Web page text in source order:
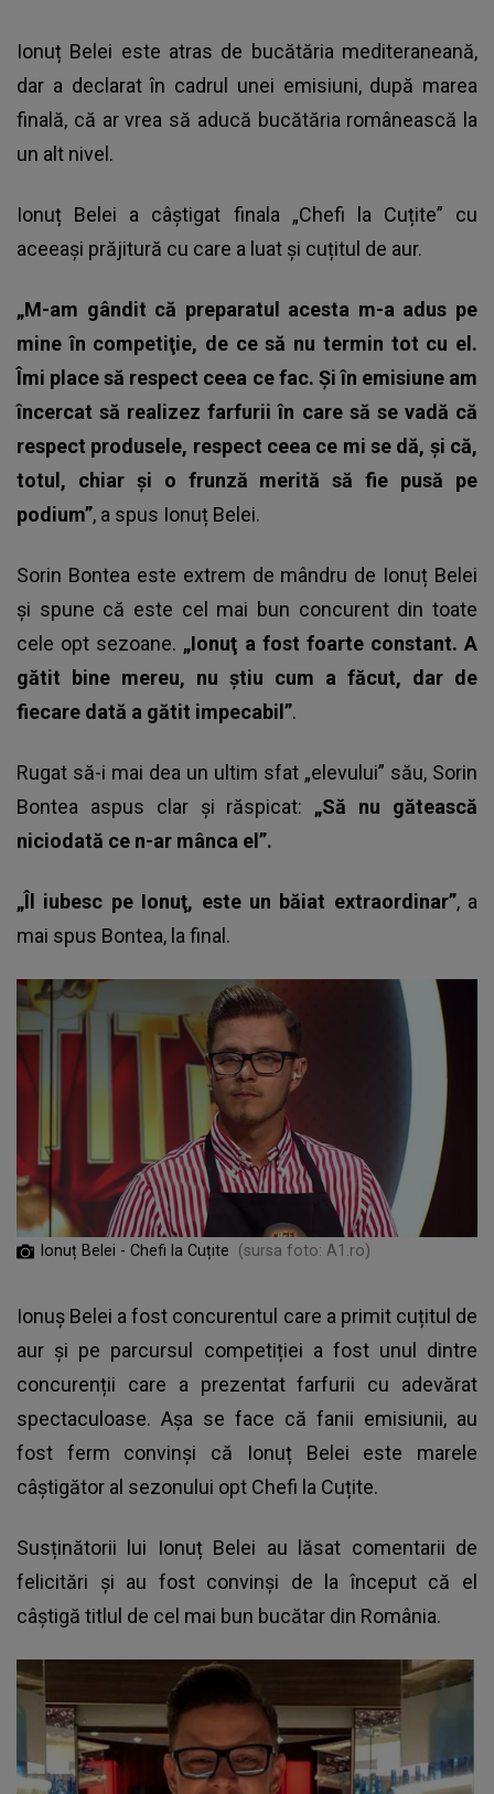
Ionuț Belei este atras de bucătăria mediteraneană,
dar a declarat în cadrul unei emisiuni, după marea
finală, că ar vrea să aducă bucătăria românească la
un alt nivel.
Ionuț Belei a câștigat finala „Chefi la Cuțite” cu
aceeași prăjitură cu care a luat și cuțitul de aur.
„M-am gândit că preparatul acesta m-a adus pe
mine în competiţie, de ce să nu termin tot cu el.
Îmi place să respect ceea ce fac. Şi în emisiune am
încercat să realizez farfurii în care să se vadă că
respect produsele, respect ceea ce mi se dă, şi că,
totul, chiar şi o frunză merită să fie pusă pe
podium”, a spus Ionuț Belei.
Sorin Bontea este extrem de mândru de Ionuț Belei
și spune că este cel mai bun concurent din toate
cele opt sezoane. „Ionuţ a fost foarte constant. A
gătit bine mereu, nu ştiu cum a făcut, dar de
fiecare dată a gătit impecabil”.
Rugat să-i mai dea un ultim sfat „elevului” său, Sorin
Bontea aspus clar și răspicat: „Să nu gătească
niciodată ce n-ar mânca el”.
„Îl iubesc pe Ionuţ, este un băiat extraordinar”, a
mai spus Bontea, la final.
Ionuț Belei - Chefi la Cuțite (sursa foto: A1.ro)
Ionuș Belei a fost concurentul care a primit cuțitul de
aur și pe parcursul competiției a fost unul dintre
concurenții care a prezentat farfurii cu adevărat
spectaculoase. Așa se face că fanii emisiunii, au
fost ferm convinși că Ionuț Belei este marele
câștigător al sezonului opt Chefi la Cuțite.
Susținătorii lui Ionuț Belei au lăsat comentarii de
felicitări și au fost convinși de la început că el
câștigă titlul de cel mai bun bucătar din România.